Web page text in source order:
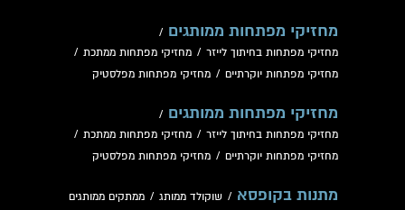
מחזיקי מפתחות ממותגים /
מחזיקי מפתחות בחיתוך לייזר / מחזיקי מפתחות ממתכת /
מחזיקי מפתחות יוקרתיים / מחזיקי מפתחות מפלסטיק
מחזיקי מפתחות ממותגים /
מחזיקי מפתחות בחיתוך לייזר / מחזיקי מפתחות ממתכת /
מחזיקי מפתחות יוקרתיים / מחזיקי מפתחות מפלסטיק
מתנות בקופסא / שוקולד ממותג / ממתקים ממותגים